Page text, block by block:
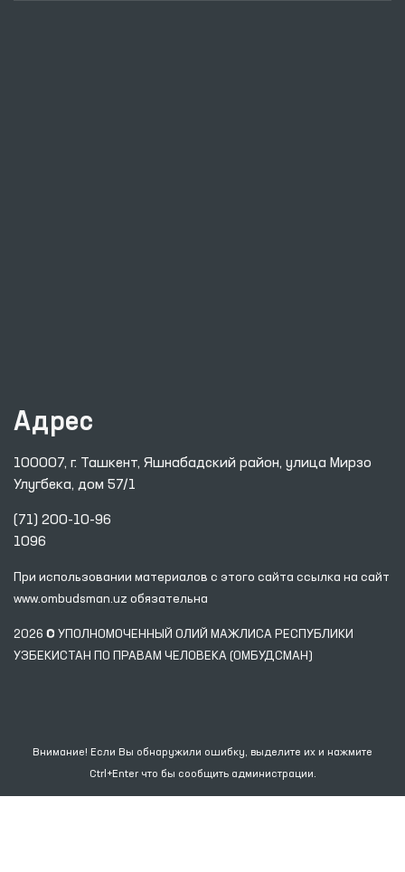
Адрес
100007, г. Ташкент, Яшнабадский район, улица Мирзо
Улугбека, дом 57/1
(71) 200-10-96
1096
При использовании материалов с этого сайта ссылка на сайт
www.ombudsman.uz обязательна
2026 © УПОЛНОМОЧЕННЫЙ ОЛИЙ МАЖЛИСА РЕСПУБЛИКИ
УЗБЕКИСТАН ПО ПРАВАМ ЧЕЛОВЕКА (ОМБУДСМАН)
Внимание! Если Вы обнаружили ошибку, выделите их и нажмите
Ctrl+Enter что бы сообщить администрации.